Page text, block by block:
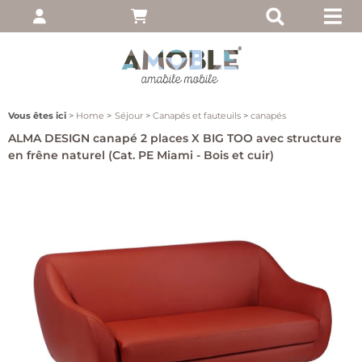
Vous êtes ici Home Séjour Canapés et fauteuils canapés
ALMA DESIGN canapé 2 places X BIG TOO avec structure
en frêne naturel (Cat. PE Miami - Bois et cuir)